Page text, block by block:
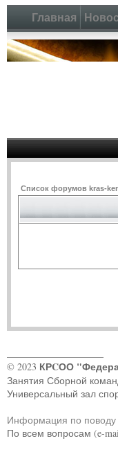
Главная
Список форумов kras-
© 2023 КРCОО
Занятия Сборной
Универсальный зал
Информация по поводу
По всем вопросам (e-